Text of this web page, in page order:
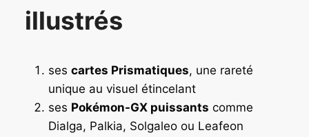
i
:
9
,
9
,
0
€
illustrés
ses cartes Prismatiques, une rareté
unique au visuel étincelant
ses Pokémon-GX puissants comme
Dialga, Palkia, Solgaleo ou Leafeon